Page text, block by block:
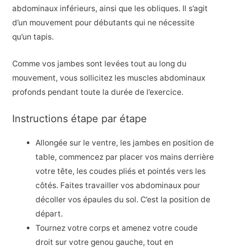
abdominaux inférieurs, ainsi que les obliques. Il s’agit
d’un mouvement pour débutants qui ne nécessite
qu’un tapis.
Comme vos jambes sont levées tout au long du
mouvement, vous sollicitez les muscles abdominaux
profonds pendant toute la durée de l’exercice.
Instructions étape par étape
Allongée sur le ventre, les jambes en position de
table, commencez par placer vos mains derrière
votre tête, les coudes pliés et pointés vers les
côtés. Faites travailler vos abdominaux pour
décoller vos épaules du sol. C’est la position de
départ.
Tournez votre corps et amenez votre coude
droit sur votre genou gauche, tout en